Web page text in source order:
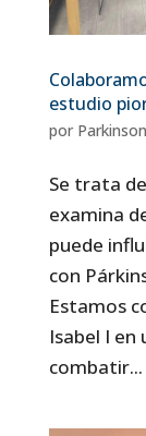
estudio
por Parkinson
Se trata
examina
puede
con
Estamos
Isabel I
combatir...